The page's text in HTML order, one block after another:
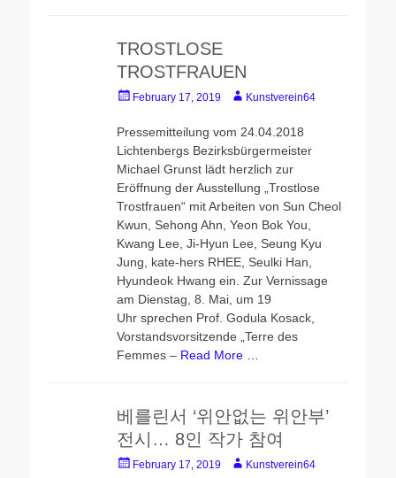
TROSTLOSE
TROSTFRAUEN
PostedFebruary 17, 2019 AuthorKunstverein64
Pressemitteilung vom 24.04.2018
Lichtenbergs Bezirksbürgermeister
Michael Grunst lädt herzlich zur
Eröffnung der Ausstellung „Trostlose
Trostfrauen“ mit Arbeiten von Sun Cheol
Kwun, Sehong Ahn, Yeon Bok You,
Kwang Lee, Ji-Hyun Lee, Seung Kyu
Jung, kate-hers RHEE, Seulki Han,
Hyundeok Hwang ein. Zur Vernissage
am Dienstag, 8. Mai, um 19
Uhr sprechen Prof. Godula Kosack,
Vorstandsvorsitzende „Terre des
Femmes – Read More …
베를린서 ‘위안없는 위안부’
전시… 8인 작가 참여
PostedFebruary 17, 2019 AuthorKunstverein64